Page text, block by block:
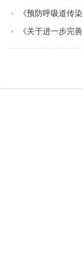
《预防呼吸道传
《关于进一步完